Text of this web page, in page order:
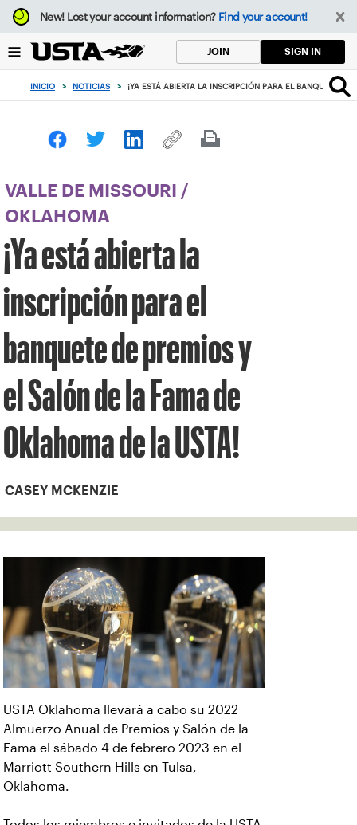
Enfoque
desde
botón
volver
principio
New!Lost your account information? Find your account!
JOIN SIGN IN
INICIO > NOTICIAS > ¡YA ESTÁ ABIERTA LA INSCRIPCIÓN PARA EL BANQUETE
VALLE DE MISSOURI
/
OKLAHOMA
¡Ya está abierta la
inscripción para el
banquete de premios y
el Salón de la Fama de
Oklahoma de la USTA!
CASEY MCKENZIE
USTA Oklahoma llevará a cabo su 2022
Almuerzo Anual de Premios y Salón de la
Fama el sábado 4 de febrero 2023 en el
Marriott Southern Hills en Tulsa,
Oklahoma.